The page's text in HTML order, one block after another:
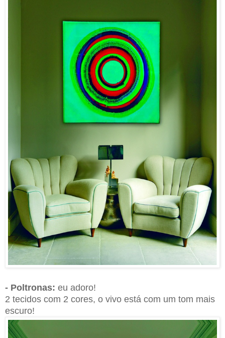
- Poltronas: eu adoro!
2 tecidos com 2 cores, o vivo está com um tom mais
escuro!